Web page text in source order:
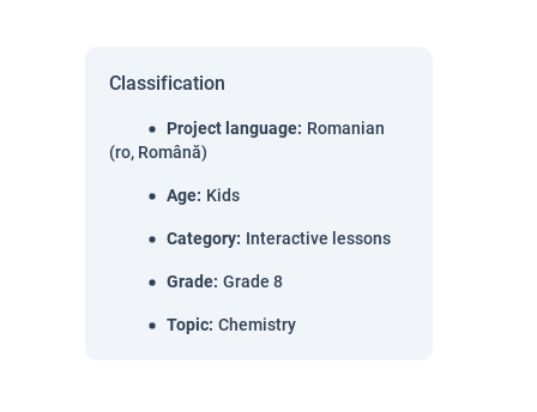
Classification
Project language: Romanian
(ro, Română)
Age: Kids
Category: Interactive lessons
Grade: Grade 8
Topic: Chemistry